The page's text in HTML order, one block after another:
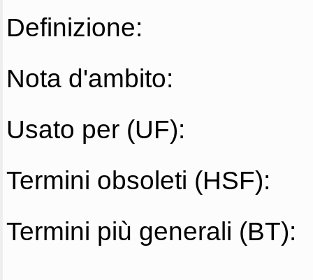
Definizione:
Nota d'ambito:
Usato per (UF):
Termini obsoleti (HSF):
Termini più generali (BT):